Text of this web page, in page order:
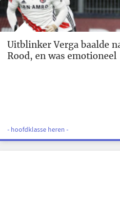
Uitblinker Verga baalde
Rood, en was emotioneel
- hoofdklasse heren -